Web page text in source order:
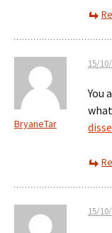
BryaneTar
15/
You
15/